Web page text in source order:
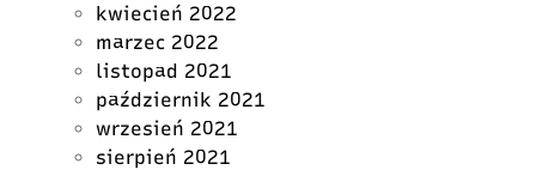
kwiecień 2022
marzec 2022
listopad 2021
październik 2021
wrzesień 2021
sierpień 2021